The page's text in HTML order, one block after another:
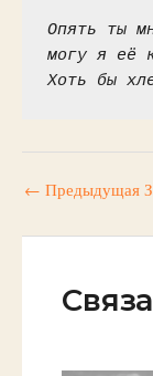
Опять ты
могу я её
Хоть бы
← Предыдущая